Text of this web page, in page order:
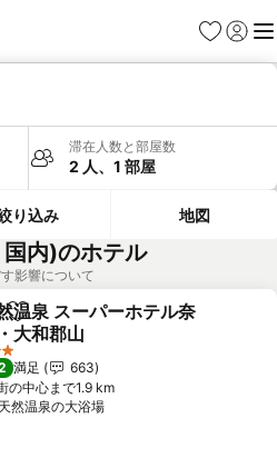
お気に入り
ログイ
メ
滞在人数と部屋数
2 人、1 部屋
り込み 地図
内)のホテル
影響について
アお気に入りに追加
温泉 スーパーホテル奈
大和郡山
を表示
ルのランク
満足
663
の中心まで1.9 km
天然温泉の大浴場料金を表示